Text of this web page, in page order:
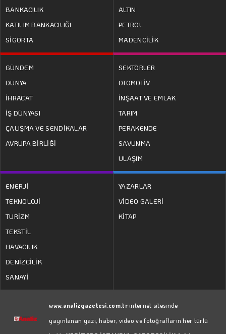
BANKACILIK
KATILIM BANKACILIĞI
SİGORTA
ALTIN
PETROL
MADENCİLİK
GÜNDEM
DÜNYA
İHRACAT
İŞ DÜNYASI
ÇALIŞMA VE SENDİKALAR
AVRUPA BİRLİĞİ
SEKTÖRLER
OTOMOTİV
İNŞAAT VE EMLAK
TARIM
PERAKENDE
SAVUNMA
ULAŞIM
ENERJİ
TEKNOLOJİ
TURİZM
TEKSTİL
HAVACILIK
DENİZCİLİK
SANAYİ
YAZARLAR
VİDEO GALERİ
KİTAP
www.analizgazetesi.com.trinternet sitesinde
yayınlanan yazı, haber, video ve fotoğrafların her türlü